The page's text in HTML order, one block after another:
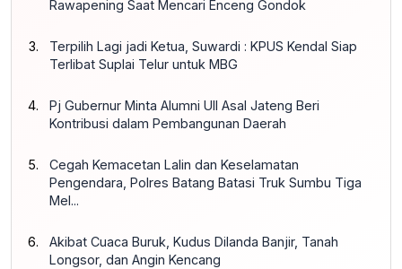
Rawapening Saat Mencari Enceng Gondok
Terpilih Lagi jadi Ketua, Suwardi : KPUS Kendal Siap
Terlibat Suplai Telur untuk MBG
Pj Gubernur Minta Alumni UII Asal Jateng Beri
Kontribusi dalam Pembangunan Daerah
Cegah Kemacetan Lalin dan Keselamatan
Pengendara, Polres Batang Batasi Truk Sumbu Tiga
Mel...
Akibat Cuaca Buruk, Kudus Dilanda Banjir, Tanah
Longsor, dan Angin Kencang